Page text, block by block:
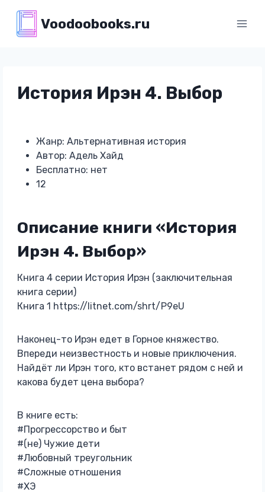
содержимому
Voodoobooks.ru
История Ирэн 4. Выбор
Жанр: Альтернативная история
Автор: Адель Хайд
Бесплатно: нет
12
Описание книги «История
Ирэн 4. Выбор»
Книга 4 серии История Ирэн (заключительная
книга серии)
Книга 1 https://litnet.com/shrt/P9eU
Наконец-то Ирэн едет в Горное княжество.
Впереди неизвестность и новые приключения.
Найдёт ли Ирэн того, кто встанет рядом с ней и
какова будет цена выбора?
В книге есть:
#Прогрессорство и быт
#(не) Чужие дети
#Любовный треугольник
#Сложные отношения
#ХЭ